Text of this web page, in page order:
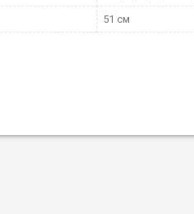
51 см